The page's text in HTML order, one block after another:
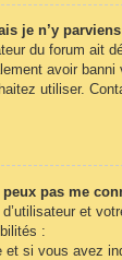
je n’y
du forum ait
avoir
utiliser.
pas me
et
:
si vous avez